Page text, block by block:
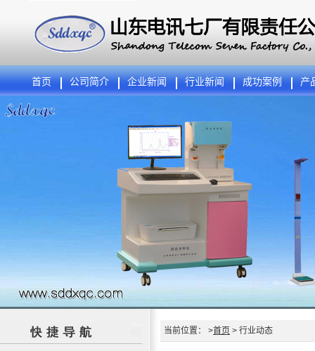
首页 公司简介 企业新闻 行业新闻 成功案例 产
当前位置： >首页 > 行业动态